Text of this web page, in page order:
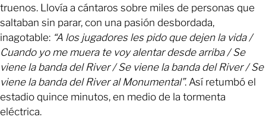
truenos. Llovía a cántaros sobre miles de personas que
saltaban sin parar, con una pasión desbordada,
inagotable: “A los jugadores les pido que dejen la vida /
Cuando yo me muera te voy alentar desde arriba / Se
viene la banda del River / Se viene la banda del River / Se
viene la banda del River al Monumental”. Así retumbó el
estadio quince minutos, en medio de la tormenta
eléctrica.